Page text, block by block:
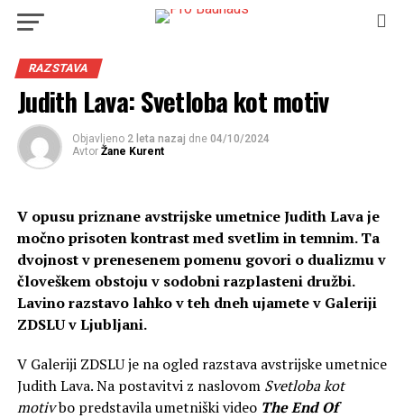
RAZSTAVA
Judith Lava: Svetloba kot motiv
Objavljeno 2 leta nazaj dne 04/10/2024
Avtor Žane Kurent
V opusu priznane avstrijske umetnice Judith Lava je
močno prisoten kontrast med svetlim in temnim. Ta
dvojnost v prenesenem pomenu govori o dualizmu v
človeškem obstoju v sodobni razplasteni družbi.
Lavino razstavo lahko v teh dneh ujametev Galeriji
ZDSLU vLjubljani.
V Galeriji ZDSLU je na ogled razstava avstrijske umetnice
Judith Lava. Na postavitvi z naslovom Svetloba kot
motivbo predstavila umetniški video The End Of